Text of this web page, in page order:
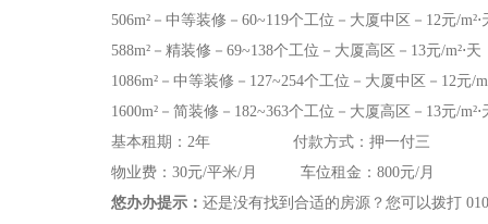
506m²－中等装修－60~119个工位－大厦中区－12元/m²⋅
588m²－精装修－69~138个工位－大厦高区－13元/m²⋅天
1086m²－中等装修－127~254个工位－大厦中区－12元/
1600m²－简装修－182~363个工位－大厦高区－13元/m²⋅
基本租期：2年 付款方式：押一付三
物业费：30元/平米/月 车位租金：800元/月
悠办办提示： 还是没有找到合适的房源？您可以拨打